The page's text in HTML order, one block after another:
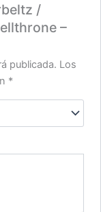
/
–
publicada. Los
*